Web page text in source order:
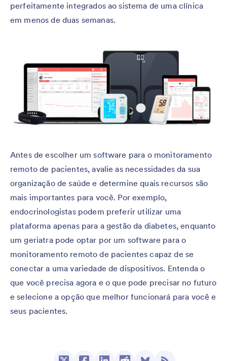
perfeitamente integrados ao sistema de uma clínica
em menos de duas semanas.
Antes de escolher um software para o monitoramento
remoto de pacientes, avalie as necessidades da sua
organização de saúde e determine quais recursos são
mais importantes para você. Por exemplo,
endocrinologistas podem preferir utilizar uma
plataforma apenas para a gestão da diabetes, enquanto
um geriatra pode optar por um software para o
monitoramento remoto de pacientes capaz de se
conectar a uma variedade de dispositivos. Entenda o
que você precisa agora e o que pode precisar no futuro
e selecione a opção que melhor funcionará para você e
seus pacientes.